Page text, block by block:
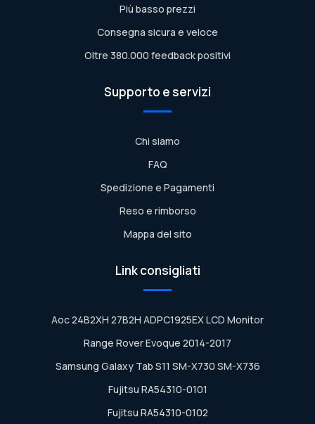
Più basso prezzi
Consegna sicura e veloce
Oltre 380.000 feedback positivi
Supporto e servizi
Chi siamo
FAQ
Spedizione e Pagamenti
Reso e rimborso
Mappa del sito
Link consigliati
Aoc 24B2XH 27B2H ADPC1925EX LCD Monitor
Range Rover Evoque 2014-2017
Samsung Galaxy Tab S11 SM-X730 SM-X736
Fujitsu RA54310-0101
Fujitsu RA54310-0102